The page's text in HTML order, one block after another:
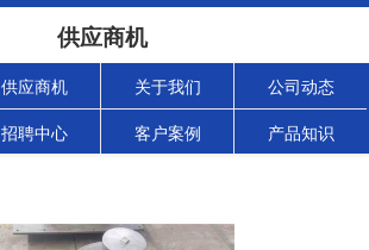
供应商机
供应商机 关于我们 公司动态
招聘中心 客户案例 产品知识